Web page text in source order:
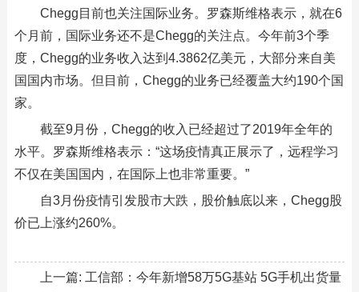
Chegg目前也关注国际业务。罗森斯维格表示，就在6
个月前，国际业务还不是Chegg的关注点。今年前3个季
度，Chegg的业务收入达到4.3862亿美元，大部分来自美
国国内市场。但目前，Chegg的业务已经覆盖大约190个国
家。
截至9月份，Chegg的收入已经超过了2019年全年的
水平。罗森斯维格表示：“这场疫情真正展示了，远程学习
不仅在美国国内，在国际上也非常重要。”
自3月份疫情引发股市大跌，股价触底以来，Chegg股
价已上涨约260%。
上一篇: 工信部：今年新增58万5G基站 5G手机出货量